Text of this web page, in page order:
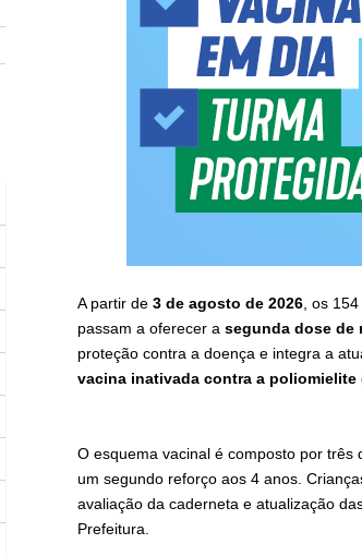
A partir de3 de agosto de 2026, os
passam a oferecer a segunda dose de
proteção contra a doença e integra a
vacina inativada contra a poliomielite
O esquema vacinal é composto por
um segundo reforço aos 4 anos.
avaliação da caderneta e atualização
Prefeitura.